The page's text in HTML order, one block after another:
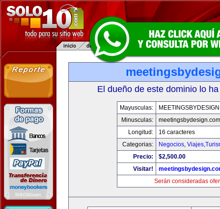
El dueño de este dominio lo
Mayusculas:
Minusculas:
meetingsbydesign.com
Longitud:
16 caracteres
Categorias:
Negocios,
Precio:
$2,500.00
Visitar!
Serán consideradas